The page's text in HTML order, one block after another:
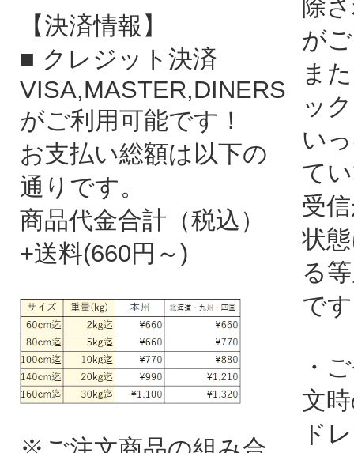
【決済情報】
■ クレジット決済
VISA,MASTER,DINERS
がご利用可能です！
お支払い総額は以下の
通りです。
商品代金合計（税込）
+送料(660円～)
除
が
ま
ッ
い
て
受
状
る
で
・
文
ド